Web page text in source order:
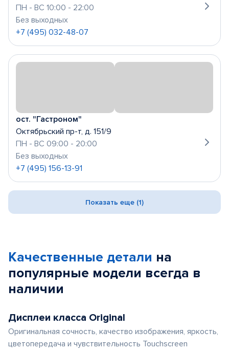
ПН - ВС 10:00 - 22:00
Без выходных
+7 (495) 032-48-07
ост. "Гастроном"
Октябрьский пр-т, д. 151/9
ПН - ВС 09:00 - 20:00
Без выходных
+7 (495) 156-13-91
Показать еще (1)
Качественные детали на
популярные модели всегда в
наличии
Дисплеи класса Original
Оригинальная сочность, качество изображения, яркость,
цветопередача и чувствительность Touchscreen